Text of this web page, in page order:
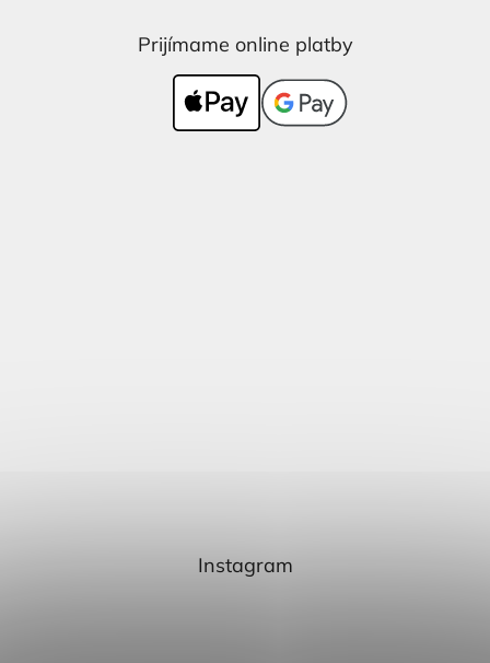
Prijímame online platby
Instagram